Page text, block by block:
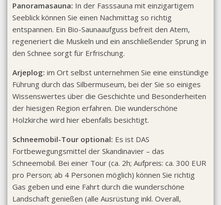
Panoramasauna: In der Fasssauna mit einzigartigem
Seeblick können Sie einen Nachmittag so richtig
entspannen. Ein Bio-Saunaaufguss befreit den Atem,
regeneriert die Muskeln und ein anschließender Sprung in
den Schnee sorgt für Erfrischung.
Arjeplog: im Ort selbst unternehmen Sie eine einstündige
Führung durch das Silbermuseum, bei der Sie so einiges
Wissenswertes über die Geschichte und Besonderheiten
der hiesigen Region erfahren. Die wunderschöne
Holzkirche wird hier ebenfalls besichtigt.
Schneemobil-Tour optional: Es ist DAS
Fortbewegungsmittel der Skandinavier – das
Schneemobil. Bei einer Tour (ca. 2h; Aufpreis: ca. 300 EUR
pro Person; ab 4 Personen möglich) können Sie richtig
Gas geben und eine Fahrt durch die wunderschöne
Landschaft genießen (alle Ausrüstung inkl. Overall,